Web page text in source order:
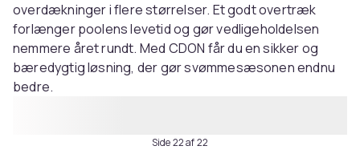
overdækninger i flere størrelser. Et godt overtræk
forlænger poolens levetid og gør vedligeholdelsen
nemmere året rundt. Med CDON får du en sikker og
bæredygtig løsning, der gør svømmesæsonen endnu
bedre.
Side 22 af 22